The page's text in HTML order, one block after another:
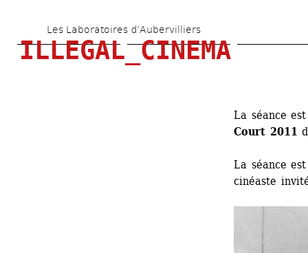
au
contenu
Les Laboratoires d’Aubervilliers
ILLEGAL_CINEMA
La séance
Court 2011
La séance
cinéaste